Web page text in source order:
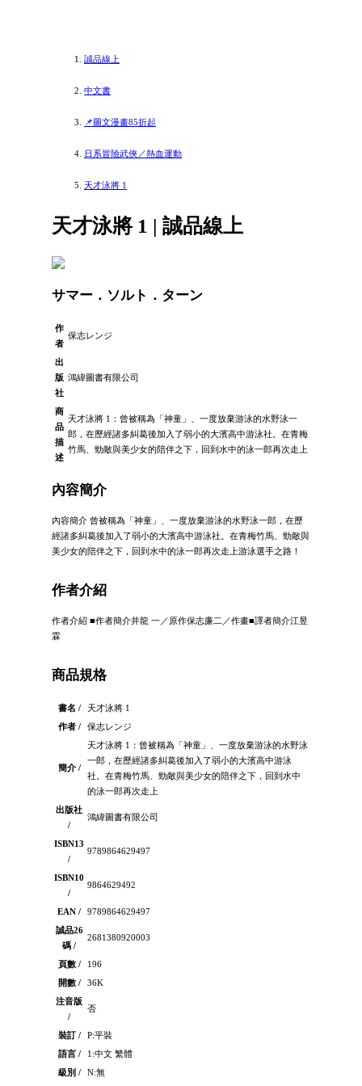
誠品線上
中文書
📌圖文漫畫85折起
日系冒險武俠／熱血運動
天才泳將 1
天才泳將 1 | 誠品線上
サマー．ソルト．ターン
作
者
保志レンジ
出
版
社
鴻緯圖書有限公司
商
品
描
述
天才泳將 1：曾被稱為「神童」、一度放棄游泳的水野泳一
郎，在歷經諸多糾葛後加入了弱小的大濱高中游泳社。在青梅
竹馬、勁敵與美少女的陪伴之下，回到水中的泳一郎再次走上
內容簡介
內容簡介 曾被稱為「神童」、一度放棄游泳的水野泳一郎，在歷
經諸多糾葛後加入了弱小的大濱高中游泳社。在青梅竹馬、勁敵與
美少女的陪伴之下，回到水中的泳一郎再次走上游泳選手之路！
作者介紹
作者介紹 ■作者簡介井龍 一／原作保志廉二／作畫■譯者簡介江昱
霖
商品規格
書名 /
天才泳將 1
作者 /
保志レンジ
簡介 /
天才泳將 1：曾被稱為「神童」、一度放棄游泳的水野泳
一郎，在歷經諸多糾葛後加入了弱小的大濱高中游泳
社。在青梅竹馬、勁敵與美少女的陪伴之下，回到水中
的泳一郎再次走上
出版社
/
鴻緯圖書有限公司
ISBN13
/
9789864629497
ISBN10
/
9864629492
EAN /
9789864629497
誠品26
碼 /
2681380920003
頁數 /
196
開數 /
36K
注音版
/
否
裝訂 /
P:平裝
語言 /
1:中文 繁體
級別 /
N:無